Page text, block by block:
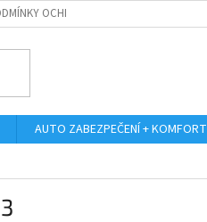
OCHRANY OSOBNÍCH ÚDAJŮ
AUTO ZABEZPEČENÍ + KOMFORT